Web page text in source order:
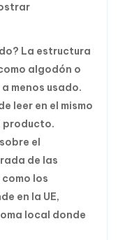
La estructura
algodón o
menos usado.
leer en el mismo
producto.
el
de las
los
en la UE,
local donde